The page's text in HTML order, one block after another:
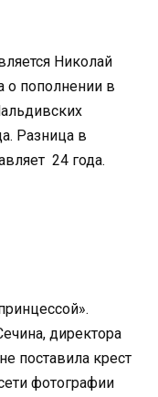
Николай
о пополнении в
Разница в
24 года.
директора
поставила крест
фотографии